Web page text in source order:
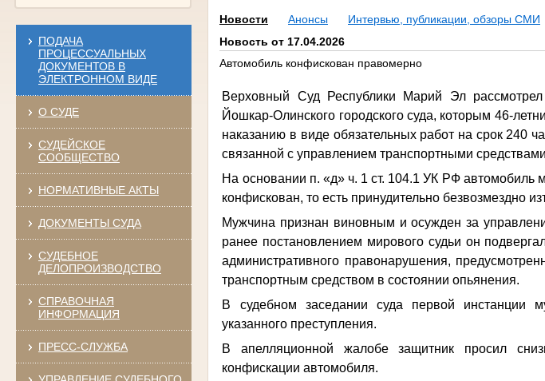
ПОДАЧА
ПРОЦЕССУАЛЬНЫХ
ДОКУМЕНТОВ В
ЭЛЕКТРОННОМ ВИДЕ
О СУДЕ
СУДЕЙСКОЕ
СООБЩЕСТВО
НОРМАТИВНЫЕ АКТЫ
ДОКУМЕНТЫ СУДА
СУДЕБНОЕ
ДЕЛОПРОИЗВОДСТВО
СПРАВОЧНАЯ
ИНФОРМАЦИЯ
ПРЕСС-СЛУЖБА
Новости Анонсы Интервью, публикации, обзоры СМИ
Новость от 17.04.2026
Автомобиль конфискован правомерно
Верховный Суд Республики Марий Эл
Йошкар-Олинского городского суда, которым 46-
наказанию в виде обязательных работ на срок 240
связанной с управлением транспортными
На основании п. «д» ч. 1 ст. 104.1 УК РФ
конфискован, то есть принудительно безвозмездно
Мужчина признан виновным и осужден за
ранее постановлением мирового судьи он
административного правонарушения,
транспортным средством в состоянии опьянения.
В судебном заседании суда первой инстанции
указанного преступления.
В апелляционной жалобе защитник просил
конфискации автомобиля.